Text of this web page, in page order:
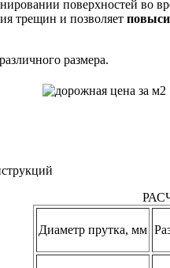
поверхностей во
трещин и позволяет
различного размера.
Диаметр прутка, мм